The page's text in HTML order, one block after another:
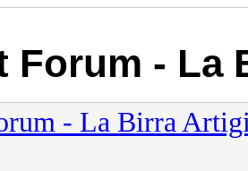
Forum - La
- La Birra